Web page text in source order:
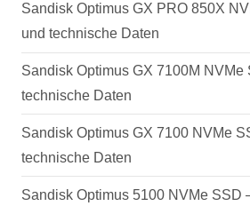
Sandisk Optimus GX PRO 850X
und technische Daten
Sandisk Optimus GX 7100M NVMe
technische Daten
Sandisk Optimus GX 7100 NVMe
technische Daten
Sandisk Optimus 5100 NVMe SSD